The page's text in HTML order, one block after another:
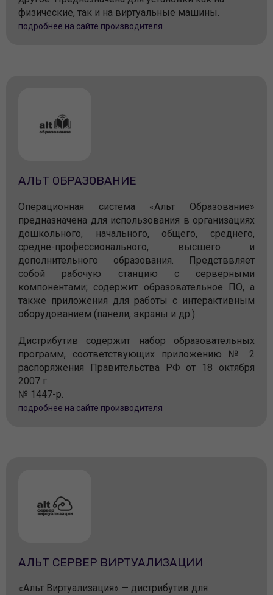
физические, так и на виртуальные машины.
подробнее на сайте производителя
АЛЬТ ОБРАЗОВАНИЕ
Операционная система «Альт Образование»
предназначена для использования в организациях
дошкольного, начального, общего, среднего,
средне-профессионального, высшего и
дополнительного образования. Предстввляет
собой рабочую станцию с серверными
компонентами; содержит образовательное ПО, а
также приложения для работы с интерактивным
оборудованием (панели, экраны и др.).
Дистрибутив содержит набор образовательных
программ, соответствующих приложению № 2
распоряжения Правительства РФ от 18 октября
2007 г.
№ 1447-р.
подробнее на сайте производителя
АЛЬТ СЕРВЕР ВИРТУАЛИЗАЦИИ
«Альт Виртуализация» — дистрибутив для